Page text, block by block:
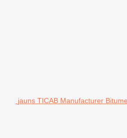
jauns TICAB Manufacturer